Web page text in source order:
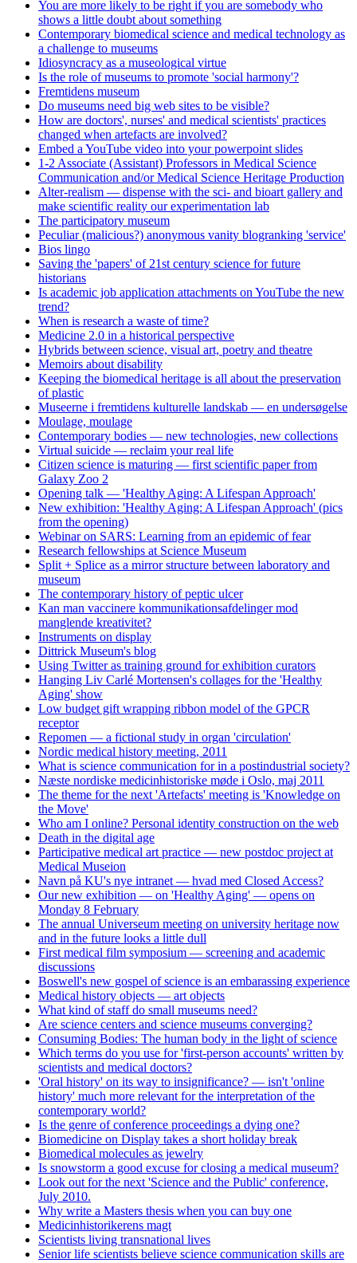
You are more likely to be right if you are somebody who
shows a little doubt about something
Contemporary biomedical science and medical technology as
a challenge to museums
Idiosyncracy as a museological virtue
Is the role of museums to promote 'social harmony'?
Fremtidens museum
Do museums need big web sites to be visible?
How are doctors', nurses' and medical scientists' practices
changed when artefacts are involved?
Embed a YouTube video into your powerpoint slides
1-2 Associate (Assistant) Professors in Medical Science
Communication and/or Medical Science Heritage Production
Alter-realism — dispense with the sci- and bioart gallery and
make scientific reality our experimentation lab
The participatory museum
Peculiar (malicious?) anonymous vanity blogranking 'service'
Bios lingo
Saving the 'papers' of 21st century science for future
historians
Is academic job application attachments on YouTube the new
trend?
When is research a waste of time?
Medicine 2.0 in a historical perspective
Hybrids between science, visual art, poetry and theatre
Memoirs about disability
Keeping the biomedical heritage is all about the preservation
of plastic
Museerne i fremtidens kulturelle landskab — en undersøgelse
Moulage, moulage
Contemporary bodies — new technologies, new collections
Virtual suicide — reclaim your real life
Citizen science is maturing — first scientific paper from
Galaxy Zoo 2
Opening talk — 'Healthy Aging: A Lifespan Approach'
New exhibition: 'Healthy Aging: A Lifespan Approach' (pics
from the opening)
Webinar on SARS: Learning from an epidemic of fear
Research fellowships at Science Museum
Split + Splice as a mirror structure between laboratory and
museum
The contemporary history of peptic ulcer
Kan man vaccinere kommunikationsafdelinger mod
manglende kreativitet?
Instruments on display
Dittrick Museum's blog
Using Twitter as training ground for exhibition curators
Hanging Liv Carlé Mortensen's collages for the 'Healthy
Aging' show
Low budget gift wrapping ribbon model of the GPCR
receptor
Repomen — a fictional study in organ 'circulation'
Nordic medical history meeting, 2011
What is science communication for in a postindustrial society?
Næste nordiske medicinhistoriske møde i Oslo, maj 2011
The theme for the next 'Artefacts' meeting is 'Knowledge on
the Move'
Who am I online? Personal identity construction on the web
Death in the digital age
Participative medical art practice — new postdoc project at
Medical Museion
Navn på KU's nye intranet — hvad med Closed Access?
Our new exhibition — on 'Healthy Aging' — opens on
Monday 8 February
The annual Universeum meeting on university heritage now
and in the future looks a little dull
First medical film symposium — screening and academic
discussions
Boswell's new gospel of science is an embarassing experience
Medical history objects — art objects
What kind of staff do small museums need?
Are science centers and science museums converging?
Consuming Bodies: The human body in the light of science
Which terms do you use for 'first-person accounts' written by
scientists and medical doctors?
'Oral history' on its way to insignificance? — isn't 'online
history' much more relevant for the interpretation of the
contemporary world?
Is the genre of conference proceedings a dying one?
Biomedicine on Display takes a short holiday break
Biomedical molecules as jewelry
Is snowstorm a good excuse for closing a medical museum?
Look out for the next 'Science and the Public' conference,
July 2010.
Why write a Masters thesis when you can buy one
Medicinhistorikerens magt
Scientists living transnational lives
Senior life scientists believe science communication skills are